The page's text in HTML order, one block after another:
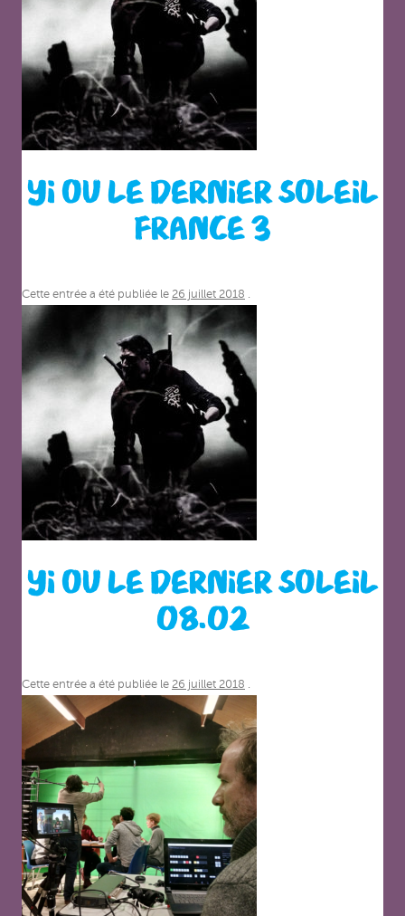
YI OU LE DERNIER SOLEIL
FRANCE 3
Cette entrée a été publiée le 26 juillet 2018 .
YI OU LE DERNIER SOLEIL
08.02
Cette entrée a été publiée le 26 juillet 2018 .